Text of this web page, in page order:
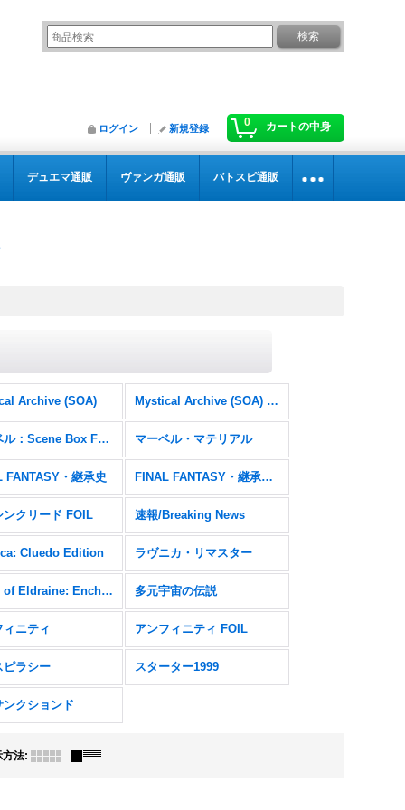
0 カートの中身
ログイン 新規登録
デュエマ通販 ヴァンガ通販 バトスピ通販
Archive (SOA) Mystical Archive (SOA) FOIL
マーベル：Scene Box FOIL マーベル・マテリアル
FANTASY・継承史 FINAL FANTASY・継承史 FOIL
ンクリード FOIL 速報/Breaking News
Cluedo Edition ラヴニカ・リマスター
Wilds of Eldraine: Enchanting Tales FOIL 多元宇宙の伝説
ィニティ アンフィニティ FOIL
ピラシー スターター1999
ンクションド
方法: